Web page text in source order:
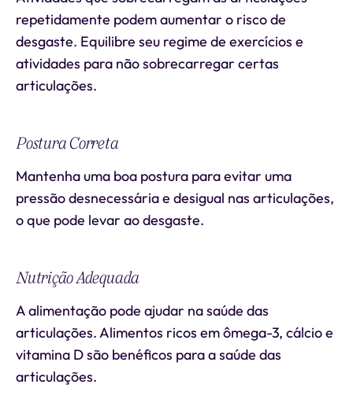
repetidamente podem aumentar o risco de
desgaste. Equilibre seu regime de exercícios e
atividades para não sobrecarregar certas
articulações.
Postura Correta
Mantenha uma boa postura para evitar uma
pressão desnecessária e desigual nas articulações,
o que pode levar ao desgaste.
Nutrição Adequada
A alimentação pode ajudar na saúde das
articulações. Alimentos ricos em ômega-3, cálcio e
vitamina D são benéficos para a saúde das
articulações.